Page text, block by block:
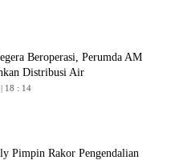
Beroperasi, Perumda AM
Distribusi Air
| 18 : 14
Pimpin Rakor Pengendalian